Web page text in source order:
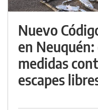
Nuevo
en
medidas
escapes